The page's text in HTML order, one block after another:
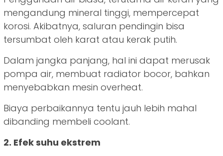
mengandung mineral tinggi, mempercepat
korosi. Akibatnya, saluran pendingin bisa
tersumbat oleh karat atau kerak putih.
Dalam jangka panjang, hal ini dapat merusak
pompa air, membuat radiator bocor, bahkan
menyebabkan mesin overheat.
Biaya perbaikannya tentu jauh lebih mahal
dibanding membeli coolant.
2. Efek suhu ekstrem